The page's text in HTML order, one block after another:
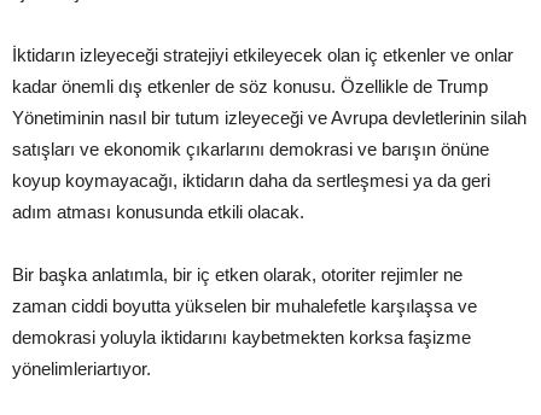
İktidarın izleyeceği stratejiyi etkileyecek olan iç etkenler ve onlar
kadar önemli dış etkenler de söz konusu. Özellikle de Trump
Yönetiminin nasıl bir tutum izleyeceği ve Avrupa devletlerinin silah
satışları ve ekonomik çıkarlarını demokrasi ve barışın önüne
koyup koymayacağı, iktidarın daha da sertleşmesi ya da geri
adım atması konusunda etkili olacak.
Bir başka anlatımla, bir iç etken olarak, otoriter rejimler ne
zaman ciddi boyutta yükselen bir muhalefetle karşılaşsa ve
demokrasi yoluyla iktidarını kaybetmekten korksa faşizme
yönelimleriartıyor.